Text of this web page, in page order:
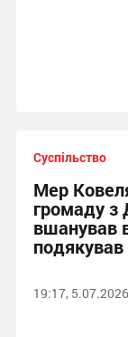
Суспільство
Мер
громаду з
вшанував
19:17, 5.07.2026